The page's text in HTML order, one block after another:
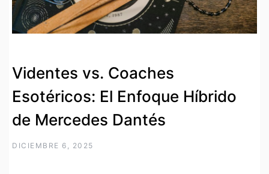
Videntes vs. Coaches
Esotéricos: El Enfoque Híbrido
de Mercedes Dantés
DICIEMBRE 6, 2025